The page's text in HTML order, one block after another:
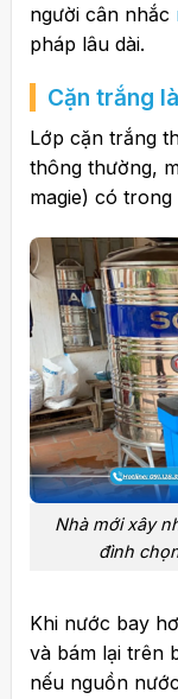
người cân nhắc
pháp lâu dài.
Cặn trắng
Lớp cặn trắng
thông thường,
magie) có
Nhà mới xây
đình
Khi nước bay
và bám lại trên
nếu nguồn